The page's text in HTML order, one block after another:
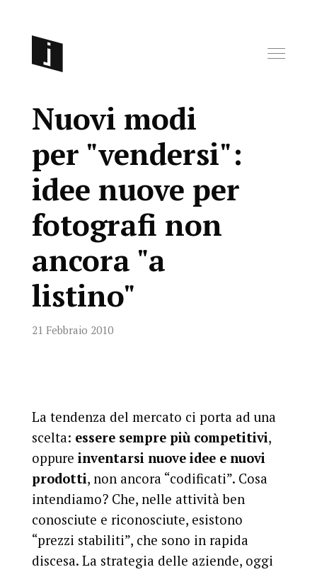
Nuovi modi
per "vendersi":
idee nuove per
fotografi non
ancora "a
listino"
21 Febbraio 2010
La tendenza del mercato ci porta ad una
scelta: essere sempre più competitivi,
oppure inventarsi nuove idee e nuovi
prodotti, non ancora “codificati”. Cosa
intendiamo? Che, nelle attività ben
conosciute e riconosciute, esistono
“prezzi stabiliti”, che sono in rapida
discesa. La strategia delle aziende, oggi